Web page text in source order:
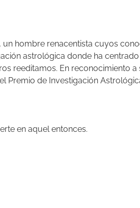
hombre renacentista cuyos
astrológica donde ha
reeditamos. En reconocimiento
Premio de Investigación
en aquel entonces.